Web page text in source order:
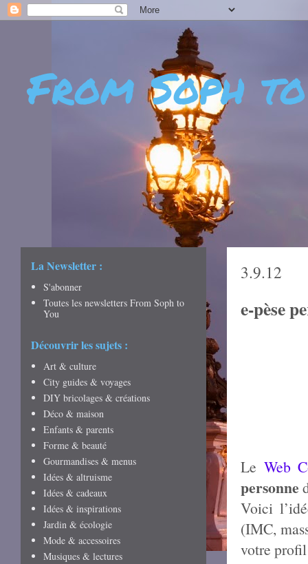
From Soph
- DÉCOUVERTES -
CRÉATIVITÉ - ART
3.9.12
e-pèse
Le Web
personne
Voici
(IMC,
votre
La Newsletter :
S'abonner
Toutes les newsletters From Soph to
You
Découvrir les sujets :
Art & culture
City guides & voyages
DIY bricolages & créations
Déco & maison
Enfants & parents
Forme & beauté
Gourmandises & menus
Idées & altruisme
Idées & cadeaux
Idées & inspirations
Jardin & écologie
Mode & accessoires
Musiques & lectures